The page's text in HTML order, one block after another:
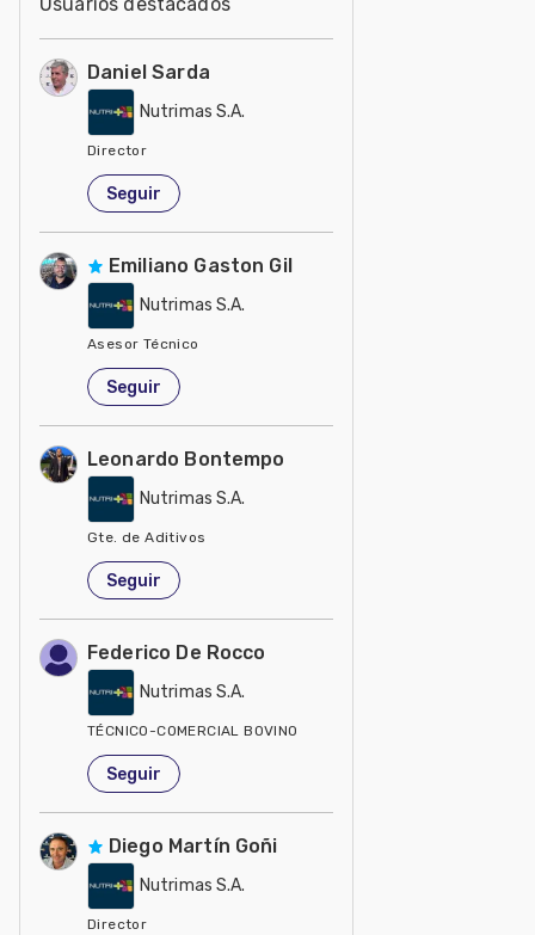
Usuarios destacados
Daniel Sarda
Nutrimas S.A.
Director
Argentina
Seguir
Emiliano Gaston Gil
Nutrimas S.A.
Asesor Técnico
Argentina
Seguir
Leonardo Bontempo
Nutrimas S.A.
Gte. de Aditivos
Argentina
Seguir
Federico De Rocco
Nutrimas S.A.
TÉCNICO-COMERCIAL BOVINO
Argentina
Seguir
Diego Martín Goñi
Nutrimas S.A.
Director